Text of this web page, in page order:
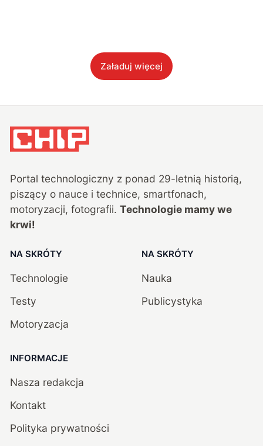
Załaduj więcej
Portal technologiczny z ponad 29-letnią historią,
piszący o nauce i technice, smartfonach,
motoryzacji, fotografii. Technologie mamy we
krwi!
NA SKRÓTY
Technologie
Testy
Motoryzacja
NA SKRÓTY
Nauka
Publicystyka
INFORMACJE
Nasza redakcja
Kontakt
Polityka prywatności